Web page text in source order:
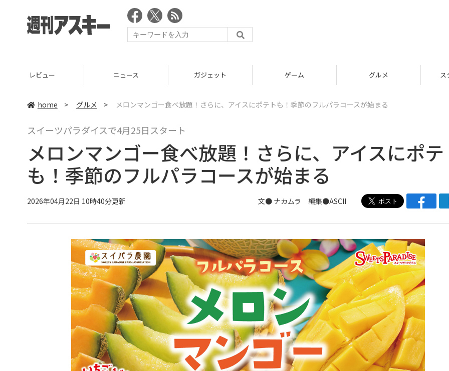
ニュース ガジェット ゲーム グルメ スタートアップ
home > グルメ > メロンマンゴー食べ放題！さらに、アイスにポテトも！季節のフルパラコースが始まる
スイーツパラダイスで4月25日スタート
メロンマンゴー食べ放題！さらに、アイスにポテ
も！季節のフルパラコースが始まる
2026年04月22日 10時40分更新 文● ナカムラ 編集●ASCII